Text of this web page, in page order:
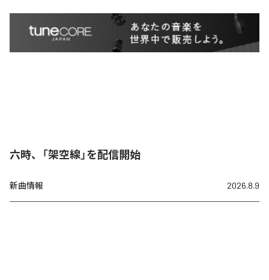
六時、「架空線」を配信開始
新曲情報 2026.8.9